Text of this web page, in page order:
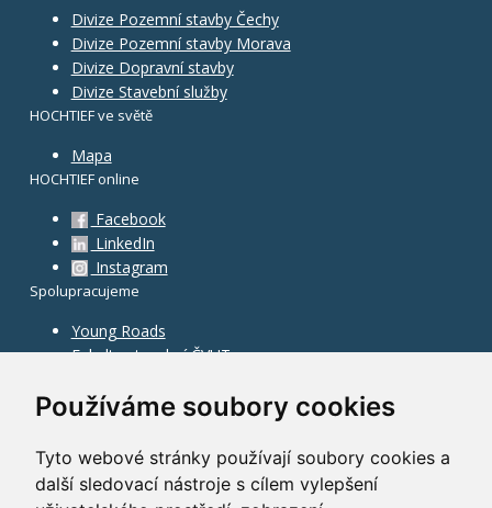
Používáme soubory cookies
Tyto webové stránky používají soubory cookies a
další sledovací nástroje s cílem vylepšení
Divize Pozemní stavby Čechy
Divize Pozemní stavby Morava
Divize Dopravní stavby
Divize Stavební služby
HOCHTIEF ve světě
Mapa
HOCHTIEF online
Facebook
LinkedIn
Instagram
Spolupracujeme
Young Roads
Fakulta stavební ČVUT